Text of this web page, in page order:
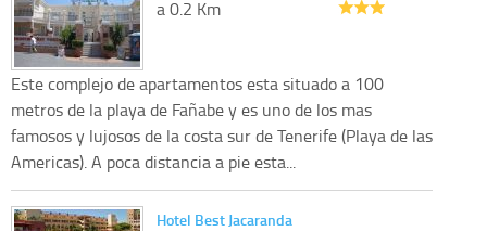
a 0.2 Km
Este complejo de apartamentos esta situado a 100
metros de la playa de Fañabe y es uno de los mas
famosos y lujosos de la costa sur de Tenerife (Playa de las
Americas). A poca distancia a pie esta...
Hotel Best Jacaranda